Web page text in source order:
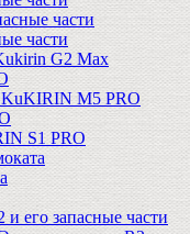
части
части
G2 Max
KuKIRIN M5 PRO
S1 PRO
его запасные части